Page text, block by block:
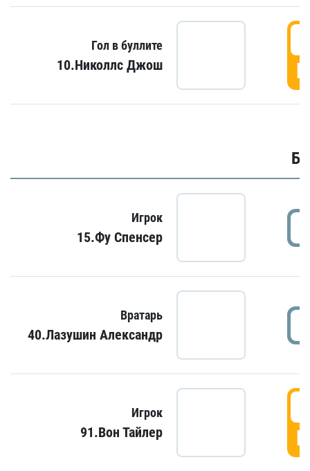
Гол в буллите
10.Николлс Джош
Игрок
15.Фу Спенсер
Вратарь
40.Лазушин Александр
Игрок
91.Вон Тайлер